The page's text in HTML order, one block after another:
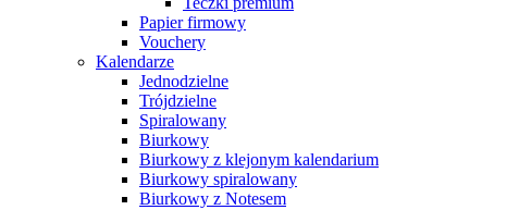
Papier firmowy
Vouchery
Kalendarze
Jednodzielne
Trójdzielne
Spiralowany
Biurkowy
Biurkowy z klejonym kalendarium
Biurkowy spiralowany
Biurkowy z Notesem